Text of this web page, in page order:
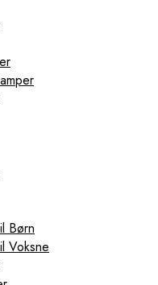
Børn
Voksne